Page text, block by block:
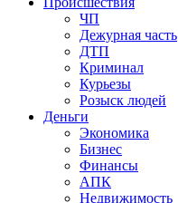
ЧП
Дежурная часть
ДТП
Криминал
Курьезы
Розыск людей
Деньги
Экономика
Бизнес
Финансы
АПК
Недвижимость